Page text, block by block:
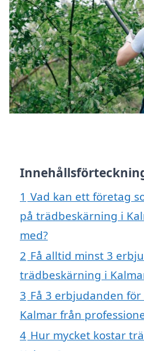
1 Vad kan ett företag
på trädbeskärning i
med?
2 Få alltid minst 3
trädbeskärning i
3 Få 3 erbjudanden
Kalmar från
4 Hur mycket kostar